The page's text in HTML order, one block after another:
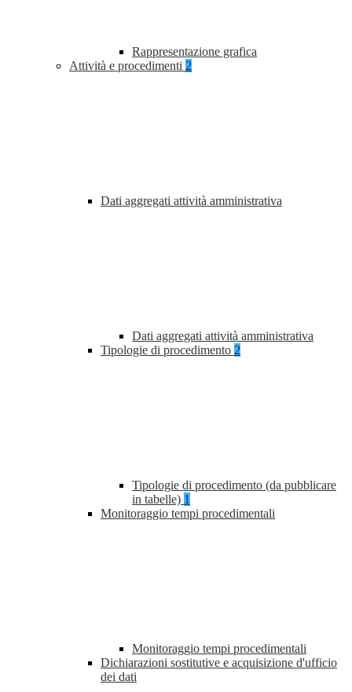
Rappresentazione grafica
Attività e procedimenti 2
Dati aggregati attività amministrativa
Dati aggregati attività amministrativa
Tipologie di procedimento 2
Tipologie di procedimento (da pubblicare
in tabelle) 1
Monitoraggio tempi procedimentali
Monitoraggio tempi procedimentali
Dichiarazioni sostitutive e acquisizione d'ufficio
dei dati